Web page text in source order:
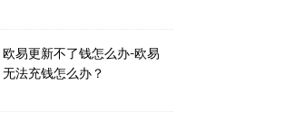
欧易更新不了钱怎么办-欧易
无法充钱怎么办？